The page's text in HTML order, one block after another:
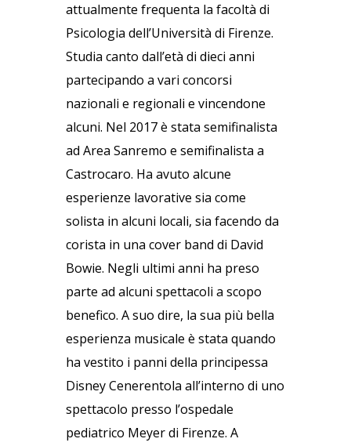
attualmente frequenta la facoltà di
Psicologia dell’Università di Firenze.
Studia canto dall’età di dieci anni
partecipando a vari concorsi
nazionali e regionali e vincendone
alcuni. Nel 2017 è stata semifinalista
ad Area Sanremo e semifinalista a
Castrocaro. Ha avuto alcune
esperienze lavorative sia come
solista in alcuni locali, sia facendo da
corista in una cover band di David
Bowie. Negli ultimi anni ha preso
parte ad alcuni spettacoli a scopo
benefico. A suo dire, la sua più bella
esperienza musicale è stata quando
ha vestito i panni della principessa
Disney Cenerentola all’interno di uno
spettacolo presso l’ospedale
pediatrico Meyer di Firenze. A